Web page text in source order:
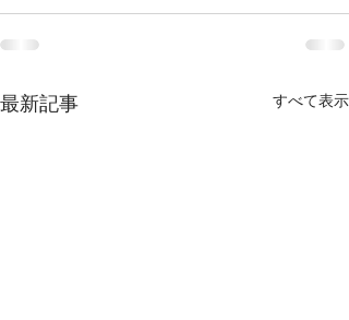
最新記事 すべて表示